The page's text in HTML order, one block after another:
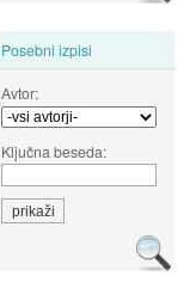
Posebni izpisi
Avtor:
Ključna beseda: